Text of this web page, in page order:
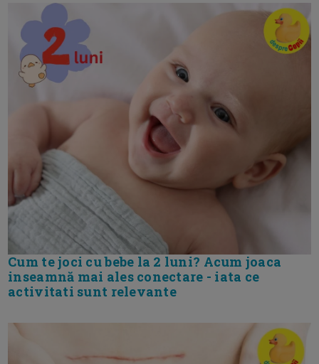
Cum te joci cu bebe la 2 luni? Acum joaca
inseamnă mai ales conectare - iata ce
activitati sunt relevante